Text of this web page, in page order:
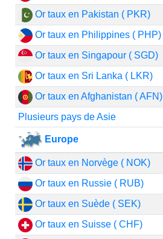
Or taux en Pakistan ( PKR)
Or taux en Philippines ( PHP)
Or taux en Singapour ( SGD)
Or taux en Sri Lanka ( LKR)
Or taux en Afghanistan ( AFN)
Plusieurs pays de Asie
Europe
Or taux en Norvège ( NOK)
Or taux en Russie ( RUB)
Or taux en Suède ( SEK)
Or taux en Suisse ( CHF)